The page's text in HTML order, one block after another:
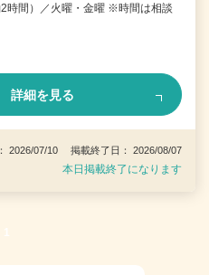
時間）／火曜・金曜 ※時間は相談
詳細を見る
2026/07/10 掲載終了日： 2026/08/07
本日掲載終了になります
1